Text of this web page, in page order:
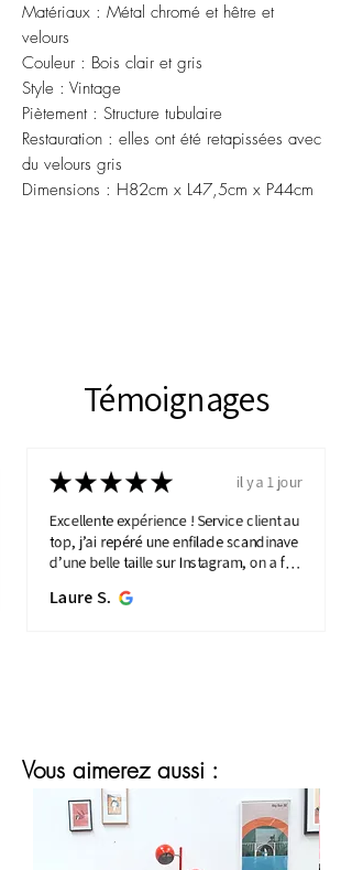
Témoignages
★★★★★
il y a 1 jour
Excellente expérience ! Service client au
top, j’ai repéré une enfilade scandinave
d’une belle taille sur Instagram, on a fait
plus...MONTRE PLUS
Laure S.
Matériaux : Métal chromé et hêtre et
velours
Couleur : Bois clair et gris
Style : Vintage
Piètement : Structure tubulaire
Restauration : elles ont été retapissées avec
du velours gris
Dimensions : H82cm x L47,5cm x P44cm
Vous aimerez aussi :